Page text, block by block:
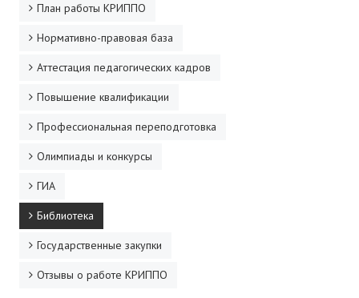
План работы КРИППО
Нормативно-правовая база
Аттестация педагогических кадров
Повышение квалификации
Профессиональная переподготовка
Олимпиады и конкурсы
ГИА
Библиотека
Государственные закупки
Отзывы о работе КРИППО